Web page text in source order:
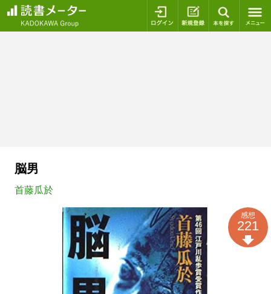
ログイン 新規登録
脳男
首藤瓜於
感想
221